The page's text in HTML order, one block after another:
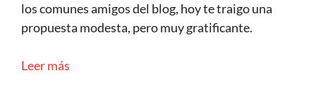
los comunes amigos del blog, hoy te traigo una
propuesta modesta, pero muy gratificante.
Leer más